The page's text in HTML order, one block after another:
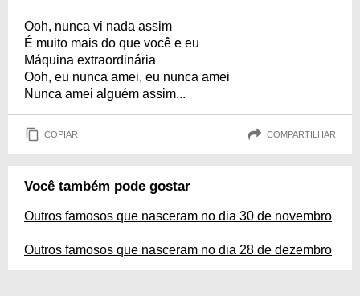
Ooh, nunca vi nada assim
É muito mais do que você e eu
Máquina extraordinária
Ooh, eu nunca amei, eu nunca amei
Nunca amei alguém assim...
COPIAR COMPARTILHAR
Você também pode gostar
Outros famosos que nasceram no dia 30 de novembro
Outros famosos que nasceram no dia 28 de dezembro